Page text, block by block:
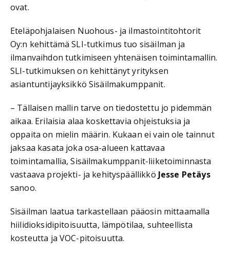
ovat.
Eteläpohjalaisen Nuohous- ja ilmastointitohtorit
Oy:n kehittämä SLI-tutkimus tuo sisäilman ja
ilmanvaihdon tutkimiseen yhtenäisen toimintamallin.
SLI-tutkimuksen on kehittänyt yrityksen
asiantuntijayksikkö Sisäilmakumppanit.
– Tällaisen mallin tarve on tiedostettu jo pidemmän
aikaa. Erilaisia alaa koskettavia ohjeistuksia ja
oppaita on mielin määrin. Kukaan ei vain ole tainnut
jaksaa kasata joka osa-alueen kattavaa
toimintamallia, Sisäilmakumppanit-liiketoiminnasta
vastaava projekti- ja kehityspäällikkö Jesse Petäys
sanoo.
Sisäilman laatua tarkastellaan pääosin mittaamalla
hiilidioksidipitoisuutta, lämpötilaa, suhteellista
kosteutta ja VOC-pitoisuutta.